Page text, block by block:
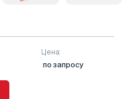
Цена:
по запросу